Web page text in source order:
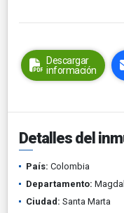
Descargar
información
Detalles del
País: Colombia
Departamento:
Ciudad: Santa Marta